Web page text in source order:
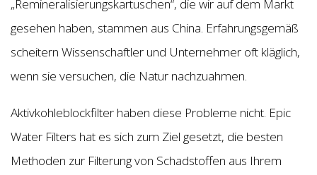
„Remineralisierungskartuschen“, die wir auf dem Markt
gesehen haben, stammen aus China. Erfahrungsgemäß
scheitern Wissenschaftler und Unternehmer oft kläglich,
wenn sie versuchen, die Natur nachzuahmen.
Aktivkohleblockfilter haben diese Probleme nicht. Epic
Water Filters hat es sich zum Ziel gesetzt, die besten
Methoden zur Filterung von Schadstoffen aus Ihrem